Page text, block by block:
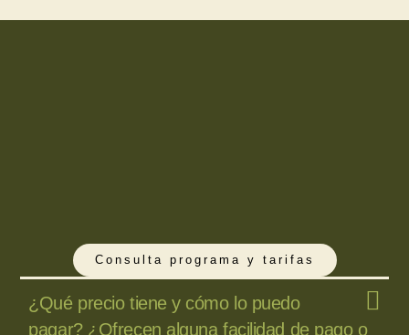
Consulta programa y tarifas
¿Qué precio tiene y cómo lo puedo
pagar? ¿Ofrecen alguna facilidad de pago o